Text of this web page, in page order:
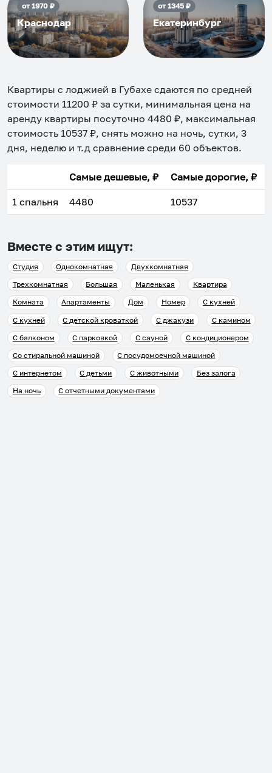
от1970₽
Краснодар
от1345₽
Екатеринбург
Квартиры с лоджией в Губахе сдаются по средней
стоимости 11200 ₽ за сутки, минимальная цена на
аренду квартиры посуточно 4480 ₽, максимальная
стоимость 10537 ₽, снять можно на ночь, сутки, 3
дня, неделю и т.д сравнение среди 60 объектов.
Самые дешевые, ₽ Самые дорогие, ₽
1 спальня 4480 10537
Вместе с этим ищут:
Студия Однокомнатная
Двухкомнатная
Трехкомнатная
Большая Маленькая
Квартира
Комната
Апартаменты Дом Номер
С кухней
С кухней
С детской кроваткой С джакузи
С камином
С балконом
С парковкой С сауной
С кондиционером
Со стиральной машиной
С посудомоечной машиной
С интернетом
С детьми С животными
Без залога
На ночь
С отчетными документами